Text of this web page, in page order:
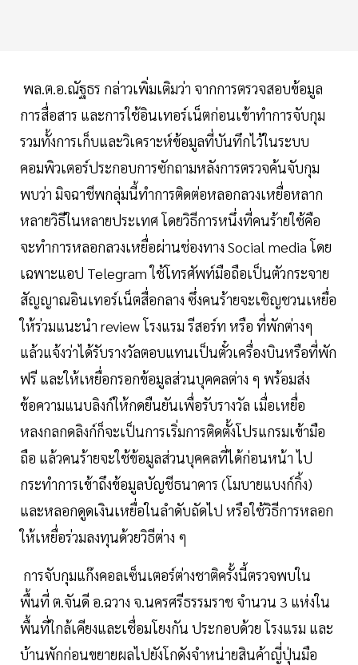
พล.ต.อ.ณัฐธร กล่าวเพิ่มเติมว่า จากการตรวจสอบข้อมูล
การสื่อสาร และการใช้อินเทอร์เน็ตก่อนเข้าทำการจับกุม
รวมทั้งการเก็บและวิเคราะห์ข้อมูลที่บันทึกไว้ในระบบ
คอมพิวเตอร์ประกอบการซักถามหลังการตรวจค้นจับกุม
พบว่า มิจฉาชีพกลุ่มนี้ทำการติดต่อหลอกลวงเหยื่อหลาก
หลายวิธีในหลายประเทศ โดยวิธีการหนึ่งที่คนร้ายใช้คือ
จะทำการหลอกลวงเหยื่อผ่านช่องทาง Social media โดย
เฉพาะแอป Telegram ใช้โทรศัพท์มือถือเป็นตัวกระจาย
สัญญาณอินเทอร์เน็ตสื่อกลาง ซึ่งคนร้ายจะเชิญชวนเหยื่อ
ให้ร่วมแนะนำ review โรงแรม รีสอร์ท หรือ ที่พักต่างๆ
แล้วแจ้งว่าได้รับรางวัลตอบแทนเป็นตั๋วเครื่องบินหรือที่พัก
ฟรี และให้เหยื่อกรอกข้อมูลส่วนบุคคลต่าง ๆ พร้อมส่ง
ข้อความแนบลิงก์ให้กดยืนยันเพื่อรับรางวัล เมื่อเหยื่อ
หลงกลกดลิงก์ก็จะเป็นการเริ่มการติดตั้งโปรแกรมเข้ามือ
ถือ แล้วคนร้ายจะใช้ข้อมูลส่วนบุคคลที่ได้ก่อนหน้า ไป
กระทำการเข้าถึงข้อมูลบัญชีธนาคาร (โมบายแบงก์กิ้ง)
และหลอกดูดเงินเหยื่อในลำดับถัดไป หรือใช้วิธีการหลอก
ให้เหยื่อร่วมลงทุนด้วยวิธีต่าง ๆ
การจับกุมแก๊งคอลเซ็นเตอร์ต่างชาติครั้งนี้ตรวจพบใน
พื้นที่ ต.จันดี อ.ฉวาง จ.นครศรีธรรมราช จำนวน 3 แห่งใน
พื้นที่ใกล้เคียงและเชื่อมโยงกัน ประกอบด้วย โรงแรม และ
บ้านพักก่อนขยายผลไปยังโกดังจำหน่ายสินค้าญี่ปุ่นมือ